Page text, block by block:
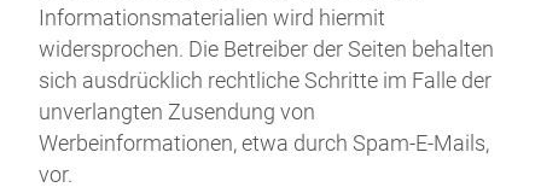
Informationsmaterialien wird hiermit
widersprochen. Die Betreiber der Seiten behalten
sich ausdrücklich rechtliche Schritte im Falle der
unverlangten Zusendung von
Werbeinformationen, etwa durch Spam-E-Mails,
vor.